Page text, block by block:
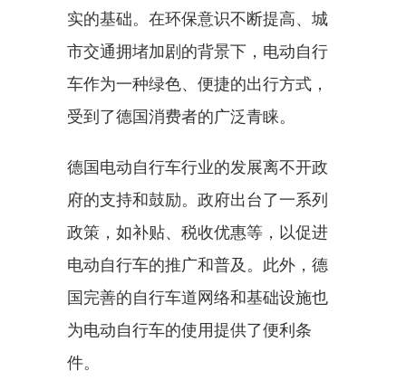
实的基础。在环保意识不断提高、城
市交通拥堵加剧的背景下，电动自行
车作为一种绿色、便捷的出行方式，
受到了德国消费者的广泛青睐。
德国电动自行车行业的发展离不开政
府的支持和鼓励。政府出台了一系列
政策，如补贴、税收优惠等，以促进
电动自行车的推广和普及。此外，德
国完善的自行车道网络和基础设施也
为电动自行车的使用提供了便利条
件。